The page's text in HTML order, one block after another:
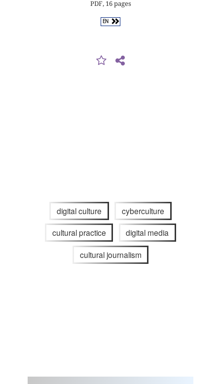
PDF, 16 pages
EN
digital culture cyberculture
cultural practice digital media
cultural journalism